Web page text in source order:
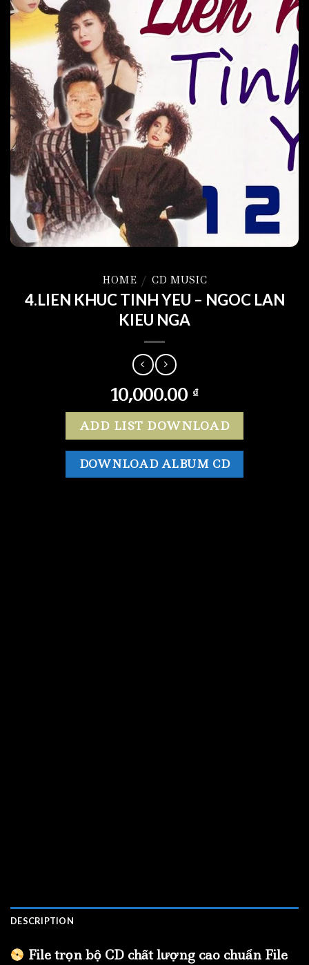
HOME / CD MUSIC
4.LIEN KHUC TINH YEU – NGOC LAN
KIEU NGA
10,000.00 ₫
ADD LIST DOWNLOAD
DOWNLOAD ALBUM CD
DESCRIPTION
File trọn bộ CD chất lượng cao chuẩn File